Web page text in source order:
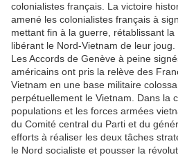
colonialistes français. La victoire
amené les colonialistes français à
mettant fin à la guerre, rétablissant
libérant le Nord-Vietnam de leur joug.
Les Accords de Genève à peine
américains ont pris la relève des
Vietnam en une base militaire
perpétuellement le Vietnam. Dans la
populations et les forces armées
du Comité central du Parti et du
efforts à réaliser les deux tâches
le Nord socialiste et pousser la